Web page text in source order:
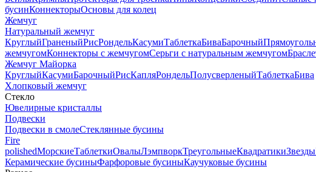
бусинКоннекторыОсновы для колец
Жемчуг
Натуральный жемчуг
КруглыйГраненыйРисРондельКасумиТаблеткаБиваБарочный
жемчугомКоннекторы с жемчугомСерьги с натуральным жемчугом
Жемчуг Майорка
КруглыйКасумиБарочныйРисКапляРондельПолусверленыйТаблеткаБива
Хлопковый жемчуг
Стекло
Ювелирные кристаллы
Подвески
Подвески в смолеСтеклянные бусины
Fire
polishedМорскиеТаблеткиОвалыЛэмпворкТреугольныеКвадратикиЗвезды
Керамические бусиныФарфоровые бусиныКаучуковые бусины